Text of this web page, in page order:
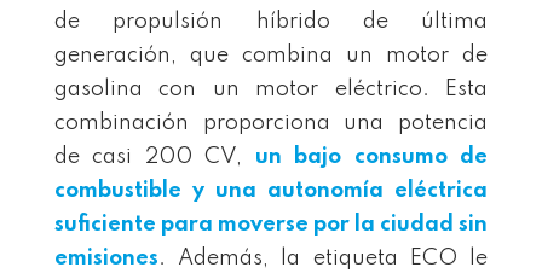
de propulsión híbrido de última
generación, que combina un motor de
gasolina con un motor eléctrico. Esta
combinación proporciona una potencia
de casi 200 CV, un bajo consumo de
combustible y una autonomía eléctrica
suficiente para moverse por la ciudad sin
emisiones. Además, la etiqueta ECO le